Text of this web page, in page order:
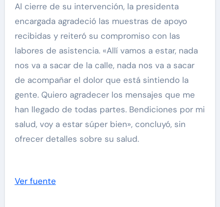
Al cierre de su intervención, la presidenta
encargada agradeció las muestras de apoyo
recibidas y reiteró su compromiso con las
labores de asistencia. «Allí vamos a estar, nada
nos va a sacar de la calle, nada nos va a sacar
de acompañar el dolor que está sintiendo la
gente. Quiero agradecer los mensajes que me
han llegado de todas partes. Bendiciones por mi
salud, voy a estar súper bien», concluyó, sin
ofrecer detalles sobre su salud.
Ver fuente